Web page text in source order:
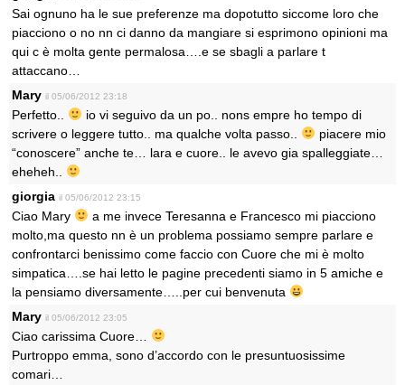
Sai ognuno ha le sue preferenze ma dopotutto siccome loro che
piacciono o no nn ci danno da mangiare si esprimono opinioni ma
qui c è molta gente permalosa….e se sbagli a parlare t
attaccano…
Mary il 05/06/2012 23:18
Perfetto..
io vi seguivo da un po.. nons empre ho tempo di
scrivere o leggere tutto.. ma qualche volta passo..
piacere mio
“conoscere” anche te… lara e cuore.. le avevo gia spalleggiate…
eheheh..
giorgia il 05/06/2012 23:15
Ciao Mary
a me invece Teresanna e Francesco mi piacciono
molto,ma questo nn è un problema possiamo sempre parlare e
confrontarci benissimo come faccio con Cuore che mi è molto
simpatica….se hai letto le pagine precedenti siamo in 5 amiche e
la pensiamo diversamente…..per cui benvenuta
Mary il 05/06/2012 23:05
Ciao carissima Cuore…
Purtroppo emma, sono d’accordo con le presuntuosissime
comari…